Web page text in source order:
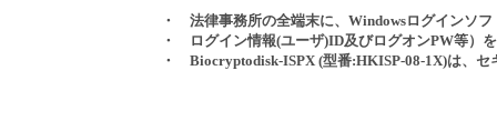
・
法律事務所の全端末に、Windowsログインソフ
・ ログイン情報(ユーザ)ID及びログオンPW等）
・ Biocryptodisk-ISPX (型番:HKISP-08-1X)は、セ